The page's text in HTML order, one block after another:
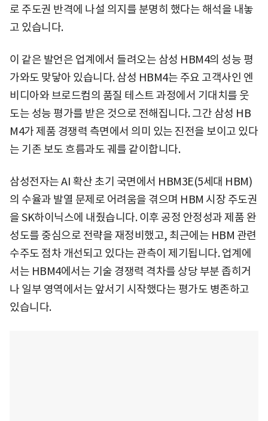
로 주도권 반격에 나설 의지를 분명히 했다는 해석을 내놓
고 있습니다.
이 같은 발언은 업계에서 들려오는 삼성 HBM4의 성능 평
가와도 맞닿아 있습니다. 삼성 HBM4는 주요 고객사인 엔
비디아와 브로드컴의 품질 테스트 과정에서 기대치를 웃
도는 성능 평가를 받은 것으로 전해집니다. 그간 삼성 HB
M4가 제품 경쟁력 측면에서 의미 있는 진전을 보이고 있다
는 기존 보도 흐름과도 궤를 같이합니다.
삼성전자는 AI 확산 초기 국면에서 HBM3E(5세대 HBM)
의 수율과 발열 문제로 어려움을 겪으며 HBM 시장 주도권
을 SK하이닉스에 내줬습니다. 이후 공정 안정성과 제품 완
성도를 중심으로 전략을 재정비했고, 최근에는 HBM 관련
수주도 점차 개선되고 있다는 관측이 제기됩니다. 업계에
서는 HBM4에서는 기술 경쟁력 격차를 상당 부분 좁히거
나 일부 영역에서는 앞서기 시작했다는 평가도 병존하고
있습니다.